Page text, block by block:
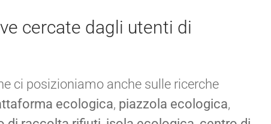
cercate dagli utenti di
ci posizioniamo anche sulle ricerche
ecologica, piazzola ecologica,